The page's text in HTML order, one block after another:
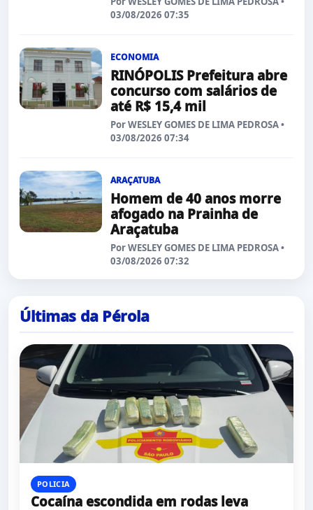
03/08/2026 07:35
ECONOMIA
RINÓPOLIS Prefeitura abre
concurso com salários de
até R$ 15,4 mil
Por WESLEY GOMES DE LIMA PEDROSA •
03/08/2026 07:34
ARAÇATUBA
Homem de 40 anos morre
afogado na Prainha de
Araçatuba
Por WESLEY GOMES DE LIMA PEDROSA •
03/08/2026 07:32
Últimas da Pérola
POLICIA
Cocaína escondida em rodas leva